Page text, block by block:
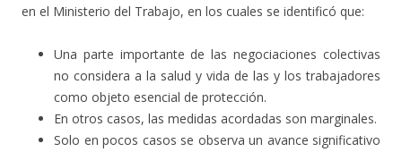
en el Ministerio del Trabajo, en los cuales se identificó que:
Una parte importante de las negociaciones colectivas
no considera a la salud y vida de las y los trabajadores
como objeto esencial de protección.
En otros casos, las medidas acordadas son marginales.
Solo en pocos casos se observa un avance significativo